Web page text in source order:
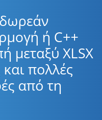
ή C++
μεταξύ XLSX
πολλές
από τη